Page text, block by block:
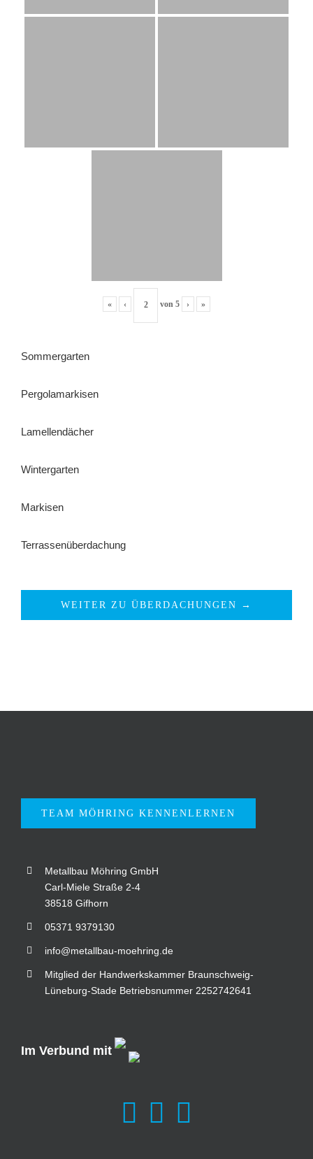
« ‹ von 5 › »
Sommergarten
Pergolamarkisen
Lamellendächer
Wintergarten
Markisen
Terrassenüberdachung
WEITER ZU ÜBERDACHUNGEN →
TEAM MÖHRING KENNENLERNEN
Metallbau Möhring GmbH
Carl-Miele Straße 2-4
38518 Gifhorn
05371 9379130
info@metallbau-moehring.de
Mitglied der Handwerkskammer Braunschweig-
Lüneburg-Stade Betriebsnummer 2252742641
Im Verbund mit